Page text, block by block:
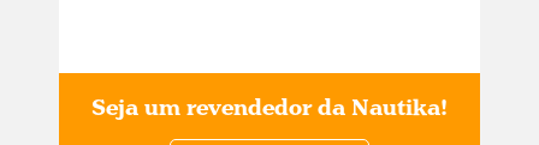
Seja um revendedor da Nautika!